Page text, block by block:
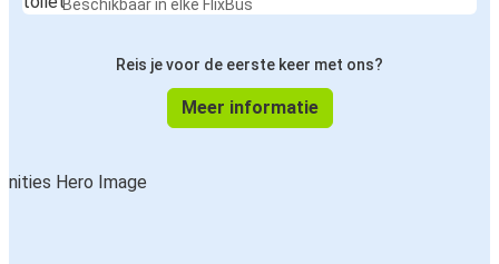
Beschikbaar in elke FlixBus
Reis je voor de eerste keer met ons?
Meer informatie